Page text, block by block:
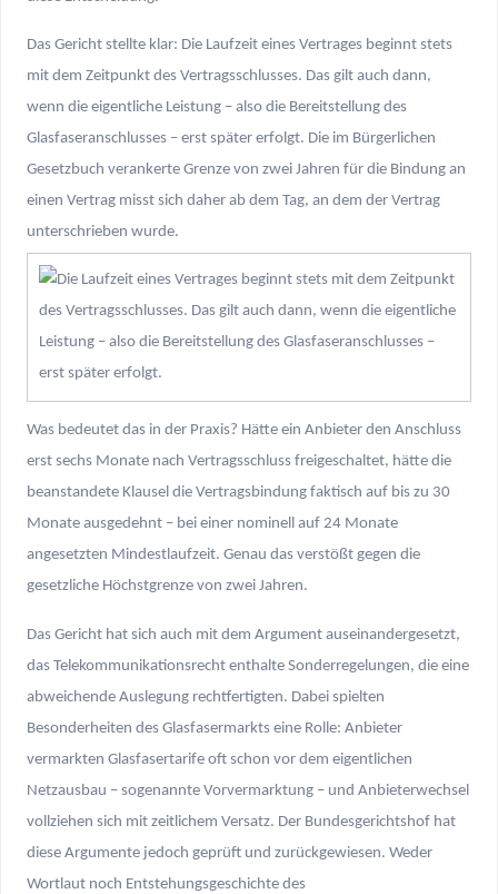
Das Gericht stellte klar: Die Laufzeit eines Vertrages beginnt stets
mit dem Zeitpunkt des Vertragsschlusses. Das gilt auch dann,
wenn die eigentliche Leistung – also die Bereitstellung des
Glasfaseranschlusses – erst später erfolgt. Die im Bürgerlichen
Gesetzbuch verankerte Grenze von zwei Jahren für die Bindung an
einen Vertrag misst sich daher ab dem Tag, an dem der Vertrag
unterschrieben wurde.
Was bedeutet das in der Praxis? Hätte ein Anbieter den Anschluss
erst sechs Monate nach Vertragsschluss freigeschaltet, hätte die
beanstandete Klausel die Vertragsbindung faktisch auf bis zu 30
Monate ausgedehnt – bei einer nominell auf 24 Monate
angesetzten Mindestlaufzeit. Genau das verstößt gegen die
gesetzliche Höchstgrenze von zwei Jahren.
Das Gericht hat sich auch mit dem Argument auseinandergesetzt,
das Telekommunikationsrecht enthalte Sonderregelungen, die eine
abweichende Auslegung rechtfertigten. Dabei spielten
Besonderheiten des Glasfasermarkts eine Rolle: Anbieter
vermarkten Glasfasertarife oft schon vor dem eigentlichen
Netzausbau – sogenannte Vorvermarktung – und Anbieterwechsel
vollziehen sich mit zeitlichem Versatz. Der Bundesgerichtshof hat
diese Argumente jedoch geprüft und zurückgewiesen. Weder
Wortlaut noch Entstehungsgeschichte des